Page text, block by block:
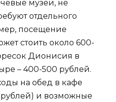
музеи, не
отдельного
посещение
стоить около 600-
Дионисия в
– 400-500 рублей.
на обед в кафе
и возможные